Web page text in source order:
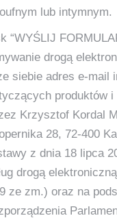
lub intymnym.
“WYŚLIJ
drogą
siebie adres e-mail
produktów i
Krzysztof Kordal
28, 72-400
z dnia 18 lipca
drogą elektroniczną
ze zm.) oraz na